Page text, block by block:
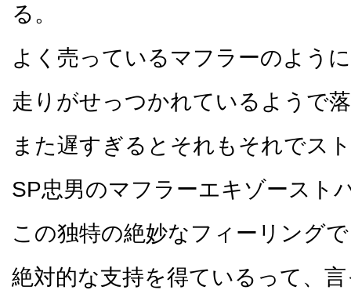
る。
よく売っているマフラーのよう
走りがせっつかれているようで
また遅すぎるとそれもそれでス
SP忠男のマフラーエキゾースト
この独特の絶妙なフィーリングで
絶対的な支持を得ているって、